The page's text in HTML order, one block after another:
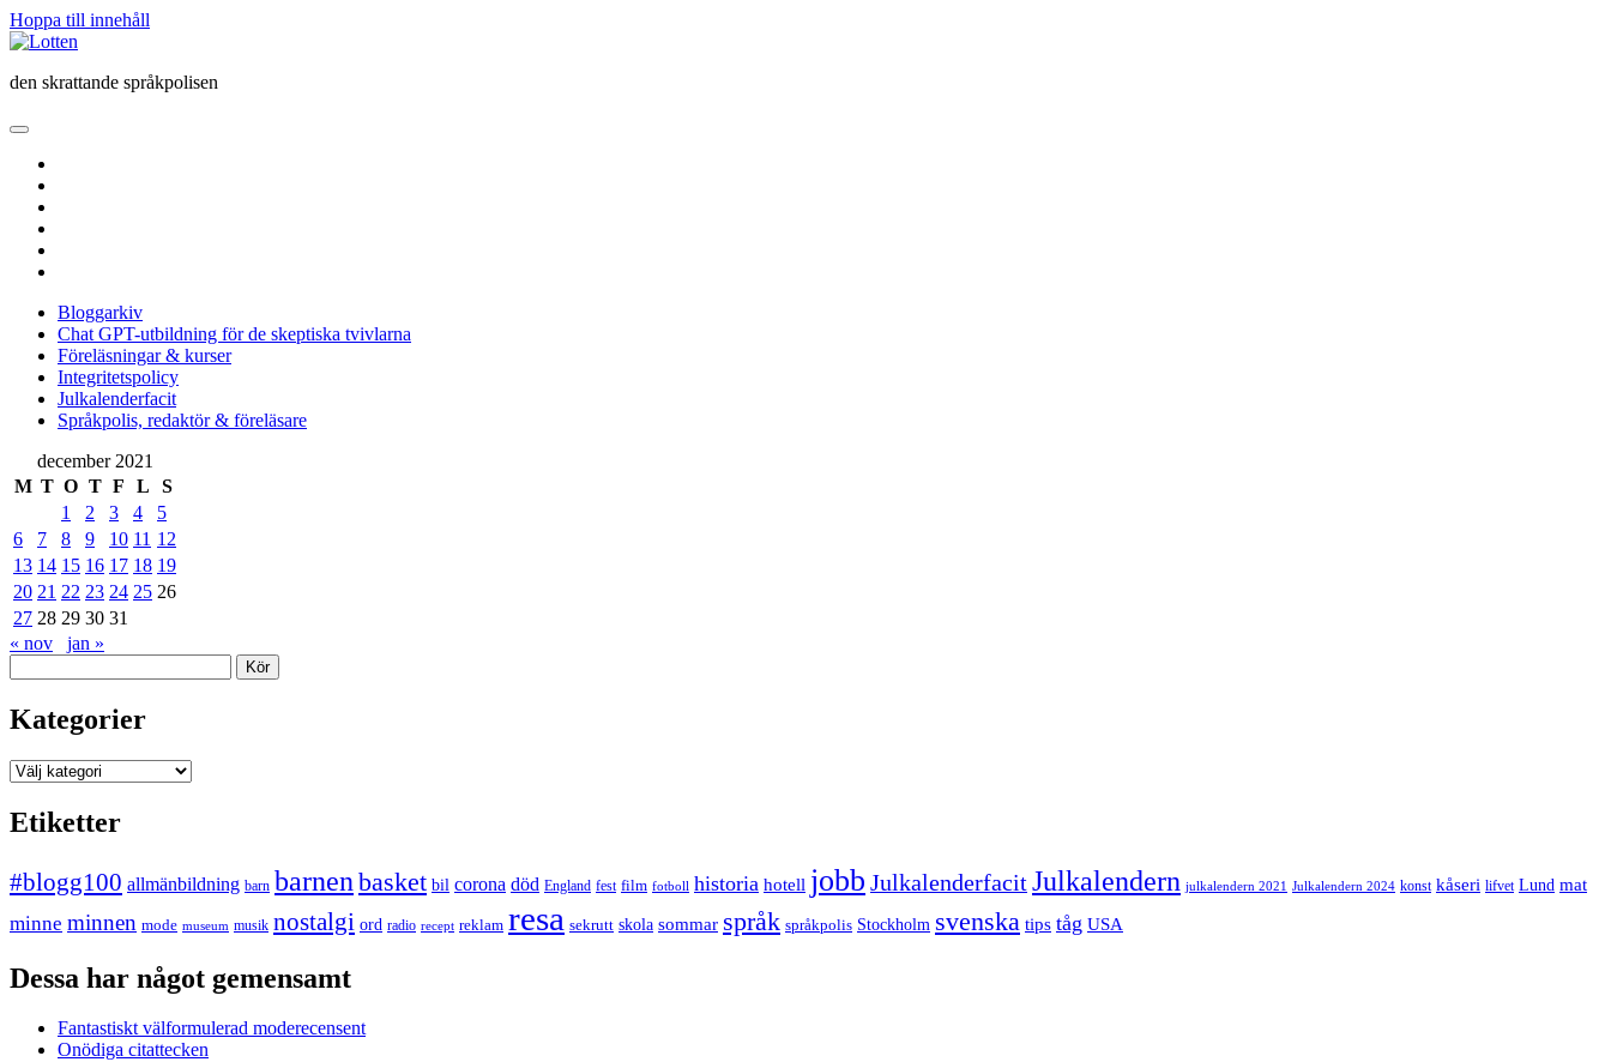
Hoppa till innehåll
Lotten
den skrattande språkpolisen
öppna
meny
Bloggarkiv
Chat GPT-utbildning för de skeptiska tvivlarna
Föreläsningar & kurser
Integritetspolicy
Julkalenderfacit
Språkpolis, redaktör & föreläsare
Sidopanel
december 2021
M T O T F L
S
1
2 3 4
5
6
7 8 9 10 11 12
13 14 15 16 17 18 19
20 21 22 23 24 25 26
27 28 29 30 31
« nov
jan »
Kategorier
Kategorier
Etiketter
#blogg100 allmänbildning barn barnen basket bil corona död England fest film fotboll historia hotell jobb JulkalenderfacitJulkalendern julkalendern 2021 Julkalendern 2024 konst kåseri lifvet Lund mat
minne minnen mode museum musik nostalgi ord radio recept reklam resa sekrutt skola sommar språk språkpolis Stockholm svenska tips tåg USA
Dessa har något gemensamt
Fantastiskt välformulerad moderecensent
Onödiga citattecken